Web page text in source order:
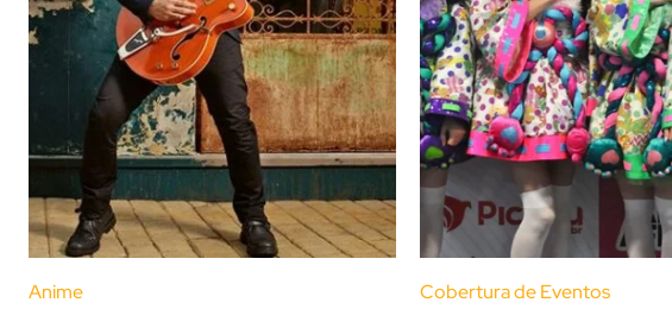
Anime Cobertura de Eventos